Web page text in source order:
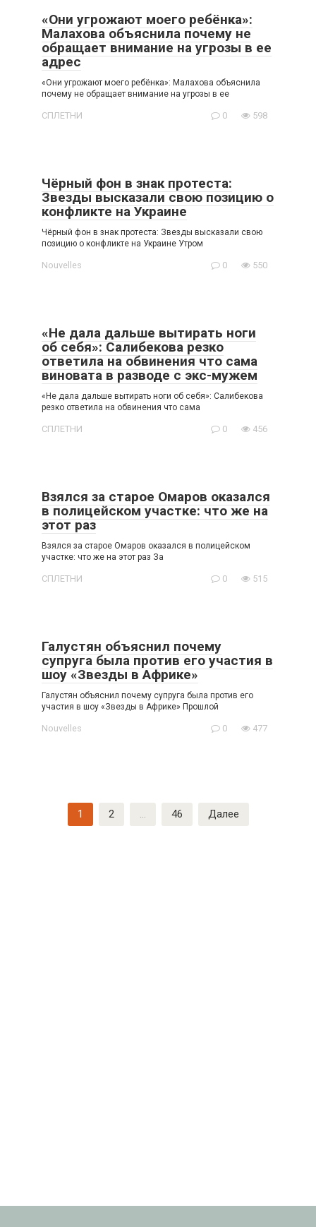
«Они угрожают моего ребёнка»:
Малахова объяснила почему не
обращает внимание на угрозы в ее
адрес
«Они угрожают моего ребёнка»: Малахова объяснила
почему не обращает внимание на угрозы в ее
СПЛЕТНИ 0 598
Чёрный фон в знак протеста:
Звезды высказали свою позицию о
конфликте на Украине
Чёрный фон в знак протеста: Звезды высказали свою
позицию о конфликте на Украине Утром
Nouvelles 0 550
«Не дала дальше вытирать ноги
об себя»: Салибекова резко
ответила на обвинения что сама
виновата в разводе с экс-мужем
«Не дала дальше вытирать ноги об себя»: Салибекова
резко ответила на обвинения что сама
СПЛЕТНИ 0 456
Взялся за старое Омаров оказался
в полицейском участке: что же на
этот раз
Взялся за старое Омаров оказался в полицейском
участке: что же на этот раз За
СПЛЕТНИ 0 515
Галустян объяснил почему
супруга была против его участия в
шоу «Звезды в Африке»
Галустян объяснил почему супруга была против его
участия в шоу «Звезды в Африке» Прошлой
Nouvelles 0 477
1 2 … 46 Далее